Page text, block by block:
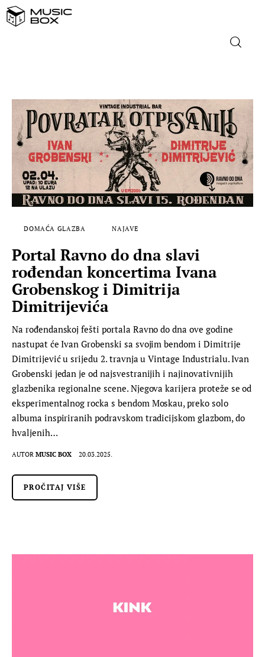
DOMAĆA GLAZBA
STRANA GLAZBA
FILM
MUSIC BOX
DOMAĆA GLAZBA NAJAVE
Portal Ravno do dna slavi
rođendan koncertima Ivana
Grobenskog i Dimitrija
Dimitrijevića
Na rođendanskoj fešti portala Ravno do dna ove godine
nastupat će Ivan Grobenski sa svojim bendom i Dimitrije
Dimitrijević u srijedu 2. travnja u Vintage Industrialu. Ivan
Grobenski jedan je od najsvestranijih i najinovativnijih
glazbenika regionalne scene. Njegova karijera proteže se od
eksperimentalnog rocka s bendom Moskau, preko solo
albuma inspiriranih podravskom tradicijskom glazbom, do
hvaljenih…
AUTOR MUSIC BOX 20.03.2025.
PROČITAJ VIŠE